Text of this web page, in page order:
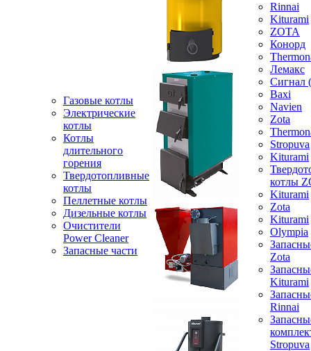
Газовые котлы
Электрические
котлы
Котлы
длительного
горения
Твердотопливные
котлы
Пеллетные котлы
Дизельные котлы
Очистители
Power Cleaner
Запасные части
Rinnai
Kiturami
ZOTA
Конорд
Лемакс
Baxi
Navien
Zota
Stropuva
Kiturami
котлы
Kiturami
Zota
Kiturami
Olympia
Zota
Kiturami
Rinnai
Stropuva